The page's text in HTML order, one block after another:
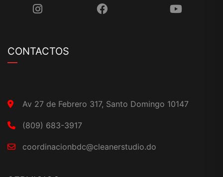
CONTACTOS
Av 27 de Febrero 317, Santo Domingo 10147
(809) 683-3917
coordinacionbdc@cleanerstudio.do